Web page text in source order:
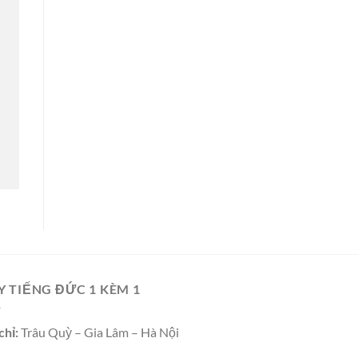
TIẾNG ĐỨC 1 KÈM 1
Trâu Quỳ – Gia Lâm – Hà Nội